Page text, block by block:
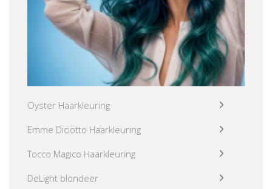
Oyster Haarkleuring
Emme Diciotto Haarkleuring
Tocco Magico Haarkleuring
DeLight blondeer